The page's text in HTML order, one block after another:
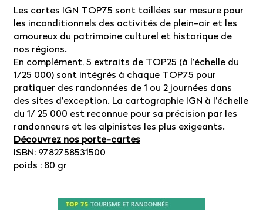
Les cartes IGN TOP75 sont taillées sur mesure pour
les inconditionnels des activités de plein-air et les
amoureux du patrimoine culturel et historique de
nos régions.
En complément, 5 extraits de TOP25 (à l’échelle du
1/25 000) sont intégrés à chaque TOP75 pour
pratiquer des randonnées de 1 ou 2 journées dans
des sites d’exception. La cartographie IGN à l’échelle
du 1/ 25 000 est reconnue pour sa précision par les
randonneurs et les alpinistes les plus exigeants.
Découvrez nos porte-cartes
ISBN: 9782758531500
poids : 80 gr